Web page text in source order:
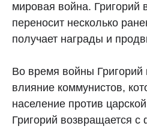
мировая война. Григорий
переносит несколько
получает награды и
Во время войны Григорий
влияние коммунистов,
население против
Григорий возвращается